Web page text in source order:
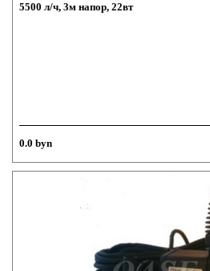
5500 л/ч, 3м напор, 22вт
0.0 byn